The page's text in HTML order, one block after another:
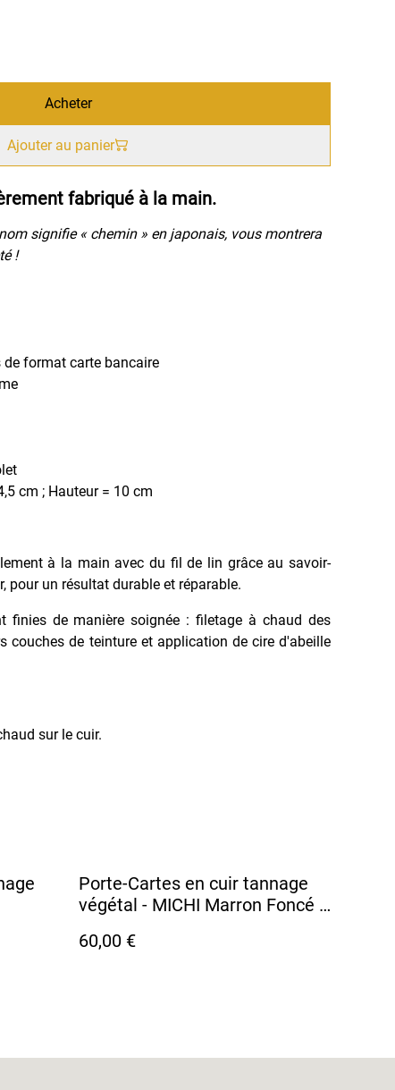
Acheter
Ajouter au panier
fabriqué à la main.
signifie « chemin » en japonais, vous montrera
!
de format carte bancaire
cm ; Hauteur = 10 cm
à la main avec du fil de lin grâce au savoir-
pour un résultat durable et réparable.
finies de manière soignée : filetage à chaud des
couches de teinture et application de cire d'abeille
sur le cuir.
Porte-Cartes en cuir tannage
végétal - MICHI Marron Foncé /
60,00 €